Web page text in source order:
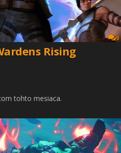
0
Rising
tohto mesiaca.